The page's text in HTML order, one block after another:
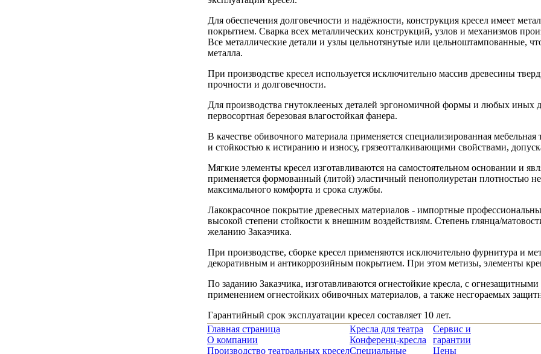
Для обеспечения долговечности и надёжности, конструкция кресел имеет
покрытием. Сварка всех металлических конструкций, узлов и механизмов
Все металлические детали и узлы цельнотянутые или цельноштампованные,
металла.
При производстве кресел используется исключительно массив древесины
прочности и долговечности.
Для производства гнутоклееных деталей эргономичной формы и любых иных
первосортная березовая влагостойкая фанера.
В качестве обивочного материала применяется специализированная
и стойкостью к истиранию и износу, грязеотталкивающими свойствами,
Мягкие элементы кресел изготавливаются на самостоятельном основании и
применяется формованный (литой) эластичный пенополиуретан плотностью
максимального комфорта и срока службы.
Лакокрасочное покрытие древесных материалов - импортные
высокой степени стойкости к внешним воздействиям. Степень глянца/
желанию Заказчика.
При производстве, сборке кресел применяются исключительно фурнитура и
декоративным и антикоррозийным покрытием. При этом метизы, элементы
По заданию Заказчика, изготавливаются огнестойкие кресла, с
применением огнестойких обивочных материалов, а также несгораемых
Гарантийный срок эксплуатации кресел составляет 10 лет.
Главная страница
О компании
Производство театральных кресел
Кресла для театра
Конференц-кресла
Специальные
Сервис и
гарантии
Цены